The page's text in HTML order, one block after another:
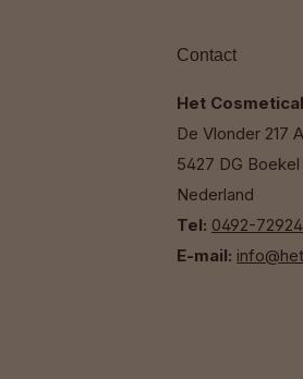
Contact
Het
De Vlonder 217 A
5427 DG Boekel
Nederland
Tel: 0492-
E-mail: